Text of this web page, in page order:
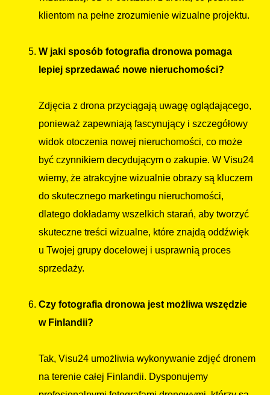
klientom na pełne zrozumienie wizualne projektu.
W jaki sposób fotografia dronowa pomaga
lepiej sprzedawać nowe nieruchomości?
Zdjęcia z drona przyciągają uwagę oglądającego,
ponieważ zapewniają fascynujący i szczegółowy
widok otoczenia nowej nieruchomości, co może
być czynnikiem decydującym o zakupie. W Visu24
wiemy, że atrakcyjne wizualnie obrazy są kluczem
do skutecznego marketingu nieruchomości,
dlatego dokładamy wszelkich starań, aby tworzyć
skuteczne treści wizualne, które znajdą oddźwięk
u Twojej grupy docelowej i usprawnią proces
sprzedaży.
Czy fotografia dronowa jest możliwa wszędzie
w Finlandii?
Tak, Visu24 umożliwia wykonywanie zdjęć dronem
na terenie całej Finlandii. Dysponujemy